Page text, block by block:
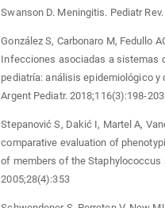
Swanson D. Meningitis. Pediatr
González S, Carbonaro M, Fedullo
Infecciones asociadas a sistemas
pediatría: análisis epidemiológico
Argent Pediatr. 2018;116(3):198-203.
Stepanović S, Dakić I, Martel A,
comparative evaluation of
of members of the Staphylococcus
2005;28(4):353